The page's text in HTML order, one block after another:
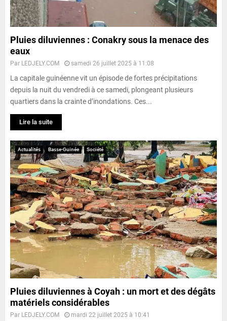
Pluies diluviennes : Conakry sous la menace des
eaux
Par LEDJELY.COM samedi 26 juillet 2025 à 11:08
La capitale guinéenne vit un épisode de fortes précipitations
depuis la nuit du vendredi à ce samedi, plongeant plusieurs
quartiers dans la crainte d’inondations. Ces...
Lire la suite
Actualités Basse-Guinée Société
Pluies diluviennes à Coyah : un mort et des dégâts
matériels considérables
Par LEDJELY.COM mardi 22 juillet 2025 à 10:41